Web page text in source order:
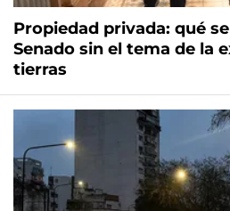
Propiedad privada: qué
Senado sin el tema de la
tierras